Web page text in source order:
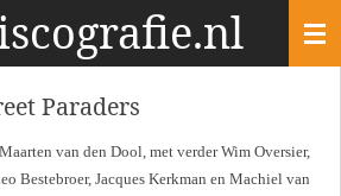
Paraders
van den Dool, met verder Wim Oversier,
Bestebroer, Jacques Kerkman en Machiel van